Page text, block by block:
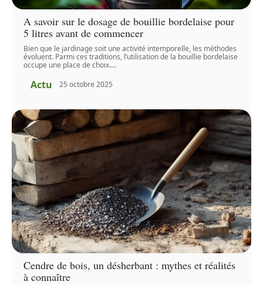
A savoir sur le dosage de bouillie bordelaise pour
5 litres avant de commencer
Bien que le jardinage soit une activité intemporelle, les méthodes
évoluent. Parmi ces traditions, l’utilisation de la bouillie bordelaise
occupe une place de choix.…
Actu 25 octobre 2025
Cendre de bois, un désherbant : mythes et réalités
à connaître